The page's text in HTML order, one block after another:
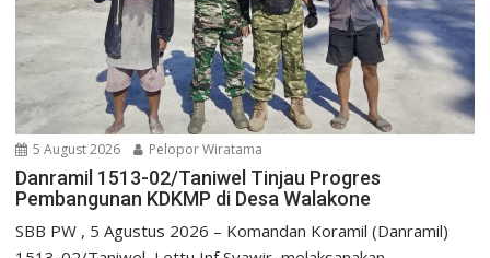
5 August 2026 Pelopor Wiratama
Danramil 1513-02/Taniwel Tinjau Progres
Pembangunan KDKMP di Desa Walakone
SBB PW , 5 Agustus 2026 – Komandan Koramil (Danramil)